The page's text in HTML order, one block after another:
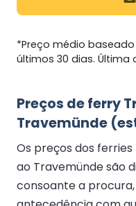
*Preço médio
últimos 30 dias. Última
Preços de ferry
Travemünde
Os preços dos
ao Travemünde são
consoante a